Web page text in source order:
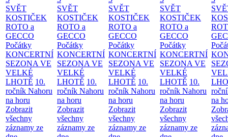
SVĚT
KOSTIČEK
ROTO a
GECCO
Počátky
KONCERTNÍ
SEZONA VE
VELKÉ
LHOTĚ 10.
ročník Nahoru
na horu
Zobrazit
všechny
záznamy ze
SVĚT
KOSTIČEK
ROTO a
GECCO
Počátky
KONCERTNÍ
SEZONA VE
VELKÉ
LHOTĚ 10.
ročník Nahoru
na horu
Zobrazit
všechny
záznamy ze
SVĚT
KOSTIČEK
ROTO a
GECCO
Počátky
KONCERTNÍ
SEZONA VE
VELKÉ
LHOTĚ 10.
ročník Nahoru
na horu
Zobrazit
všechny
záznamy ze
SVĚT
KOSTIČEK
ROTO a
GECCO
Počátky
KONCERTNÍ
SEZONA VE
VELKÉ
LHOTĚ 10.
ročník Nahoru
na horu
Zobrazit
všechny
záznamy ze
na